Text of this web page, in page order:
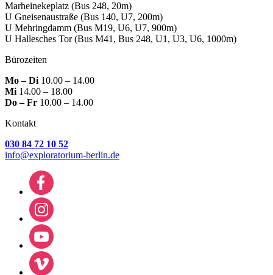
Marheinekeplatz (Bus 248, 20m)
U Gneisenaustraße (Bus 140, U7, 200m)
U Mehringdamm (Bus M19, U6, U7, 900m)
U Hallesches Tor(Bus M41, Bus 248, U1, U3, U6, 1000m)
Bürozeiten
Mo – Di 10.00 – 14.00
Mi 14.00 – 18.00
Do – Fr 10.00 – 14.00
Kontakt
030 84 72 10 52
info@exploratorium-berlin.de